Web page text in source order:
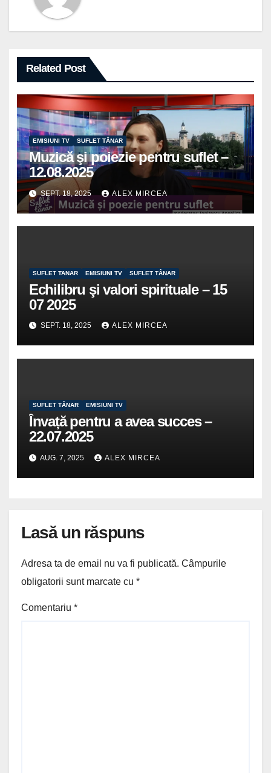
Related Post
EMISIUNI TV SUFLET TÂNAR
Muzică şi poiezie pentru suflet –
12.08.2025
SEPT. 18, 2025 ALEX MIRCEA
SUFLET TANAR EMISIUNI TV SUFLET TÂNAR
Echilibru şi valori spirituale – 15
07 2025
SEPT. 18, 2025 ALEX MIRCEA
SUFLET TÂNAR EMISIUNI TV
Învață pentru a avea succes –
22.07.2025
AUG. 7, 2025 ALEX MIRCEA
Lasă un răspuns
Adresa ta de email nu va fi publicată. Câmpurile
obligatorii sunt marcate cu *
Comentariu *